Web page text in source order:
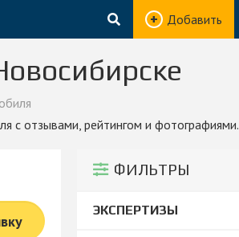
Добавить
с отзывами, рейтингом и фотографиями.
ФИЛЬТРЫ
ЭКСПЕРТИЗЫ